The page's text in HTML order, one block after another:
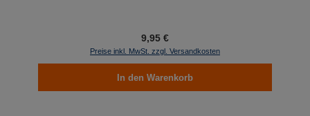
9,95 €
Preise inkl. MwSt. zzgl. Versandkosten
In den Warenkorb